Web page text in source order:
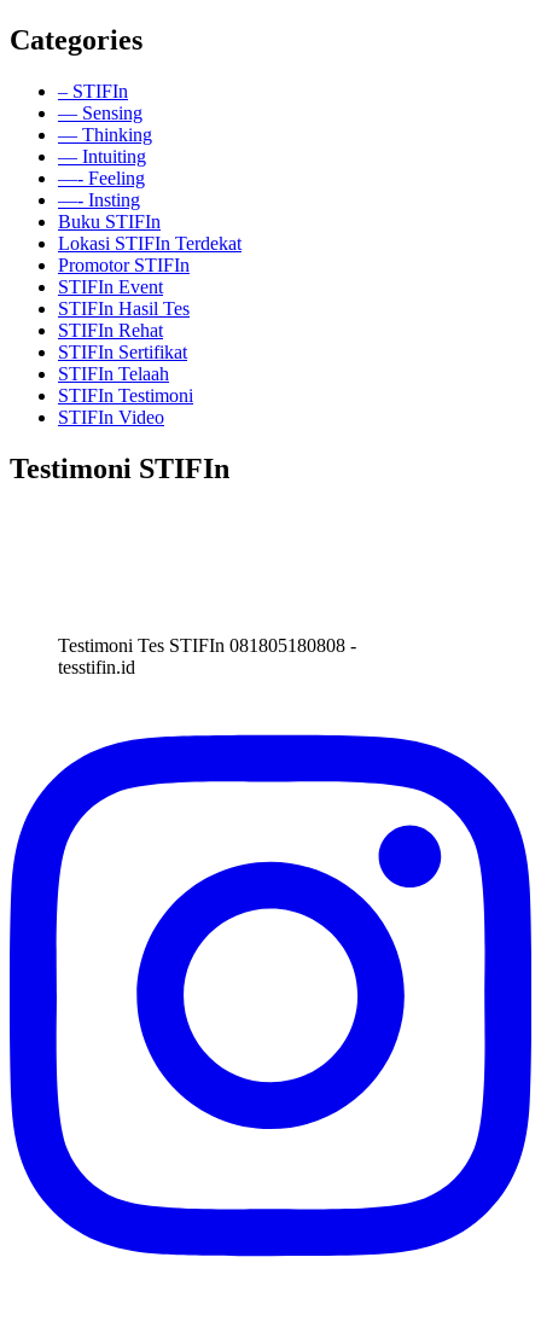
Categories
– STIFIn
— Sensing
— Thinking
— Intuiting
—- Feeling
—- Insting
Buku STIFIn
Lokasi STIFIn Terdekat
Promotor STIFIn
STIFIn Event
STIFIn Hasil Tes
STIFIn Rehat
STIFIn Sertifikat
STIFIn Telaah
STIFIn Testimoni
STIFIn Video
Testimoni STIFIn
Testimoni Tes STIFIn 081805180808 -
tesstifin.id